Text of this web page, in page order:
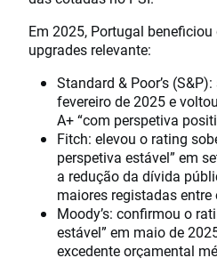
Em 2025, Portugal
upgrades relevante:
Standard & Poor’s
fevereiro de 2025 e
A+ “com perspetiva
Fitch: elevou o rating
perspetiva estável” em
a redução da dívida
maiores registadas
Moody’s: confirmou o
estável” em maio de
excedente orçamental